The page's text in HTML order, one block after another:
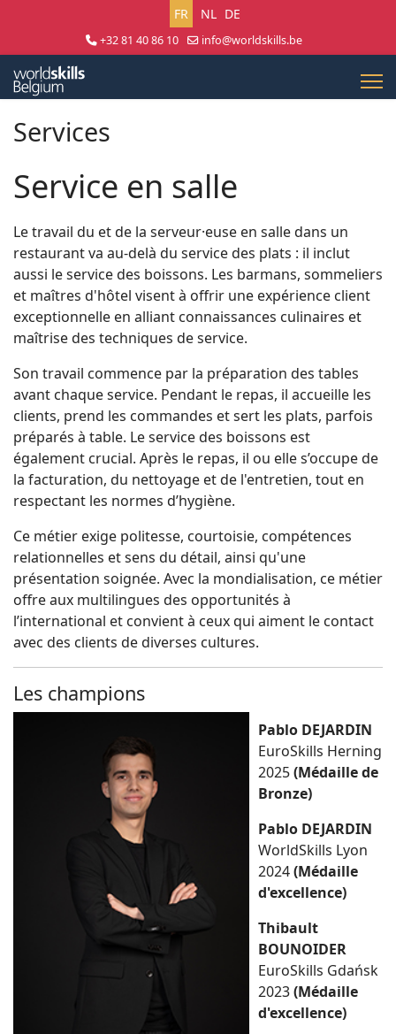
Sélectionnez votre langue
FR NL DE
+32 81 40 86 10
info@worldskills.be
Services
Service en salle
Le travail du et de la serveur·euse en salle dans un
restaurant va au-delà du service des plats : il inclut
aussi le service des boissons. Les barmans, sommeliers
et maîtres d'hôtel visent à offrir une expérience client
exceptionnelle en alliant connaissances culinaires et
maîtrise des techniques de service.
Son travail commence par la préparation des tables
avant chaque service. Pendant le repas, il accueille les
clients, prend les commandes et sert les plats, parfois
préparés à table. Le service des boissons est
également crucial. Après le repas, il ou elle s’occupe de
la facturation, du nettoyage et de l'entretien, tout en
respectant les normes d’hygiène.
Ce métier exige politesse, courtoisie, compétences
relationnelles et sens du détail, ainsi qu'une
présentation soignée. Avec la mondialisation, ce métier
offre aux multilingues des opportunités à
l’international et convient à ceux qui aiment le contact
avec des clients de diverses cultures.
Les champions
Pablo DEJARDIN
EuroSkills Herning
2025(Médaille de
Bronze)
Pablo DEJARDIN
WorldSkills Lyon
2024(Médaille
d'excellence)
Thibault
BOUNOIDER
EuroSkills Gdańsk
2023(Médaille
d'excellence)